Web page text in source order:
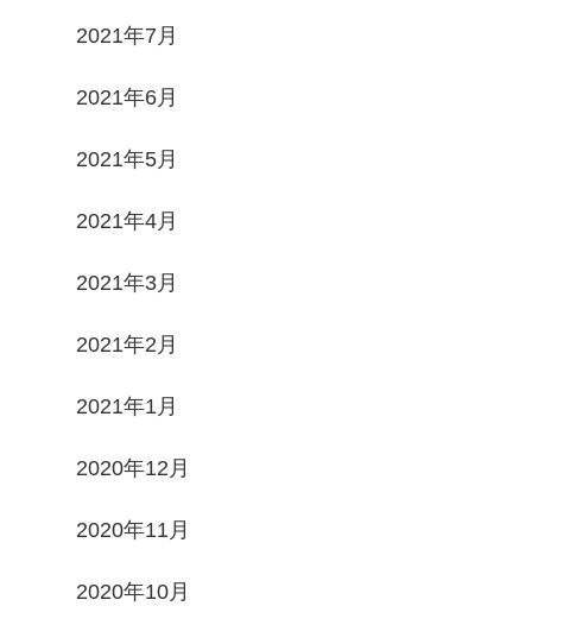
2021年7月
2021年6月
2021年5月
2021年4月
2021年3月
2021年2月
2021年1月
2020年12月
2020年11月
2020年10月